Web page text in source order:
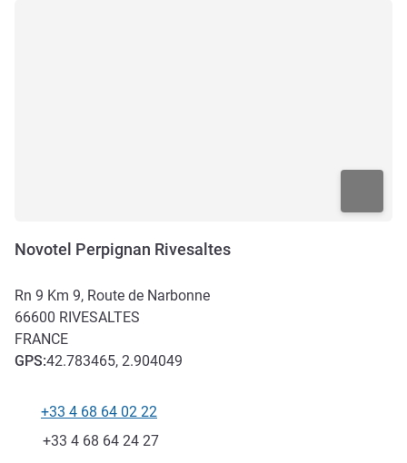
Novotel Perpignan Rivesaltes
Rn 9 Km 9, Route de Narbonne
66600 RIVESALTES
FRANCE
GPS:42.783465, 2.904049
Téléphone
+33 4 68 64 02 22
Fax
+33 4 68 64 24 27